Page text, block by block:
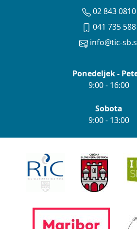
02 843 0810
041 735 588
info@tic-
Ponedeljek -
9:00 - 16:00
Sobota
9:00 - 13:00